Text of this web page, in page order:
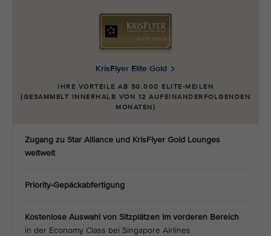
KrisFlyer Elite Gold
IHRE VORTEILE AB 50.000 ELITE-MEILEN
(GESAMMELT INNERHALB VON 12 AUFEINANDERFOLGENDEN
MONATEN)
Zugang zu Star Alliance und KrisFlyer Gold Lounges
weltweit
Priority-Gepäckabfertigung
Kostenlose Auswahl von Sitzplätzen im vorderen Bereich
in der Economy Class bei Singapore Airlines